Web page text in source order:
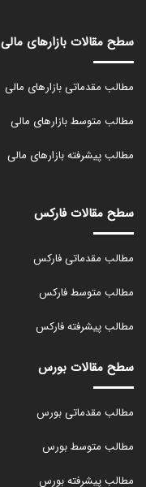
سطح مقالات بازارهای مالی
مطالب مقدماتی بازارهای مالی
مطالب متوسط بازارهای مالی
مطالب پیشرفته بازارهای مالی
سطح مقالات فارکس
مطالب مقدماتی فارکس
مطالب متوسط فارکس
مطالب پیشرفته فارکس
سطح مقالات بورس
مطالب مقدماتی بورس
مطالب متوسط بورس
مطالب پیشرفته بورس